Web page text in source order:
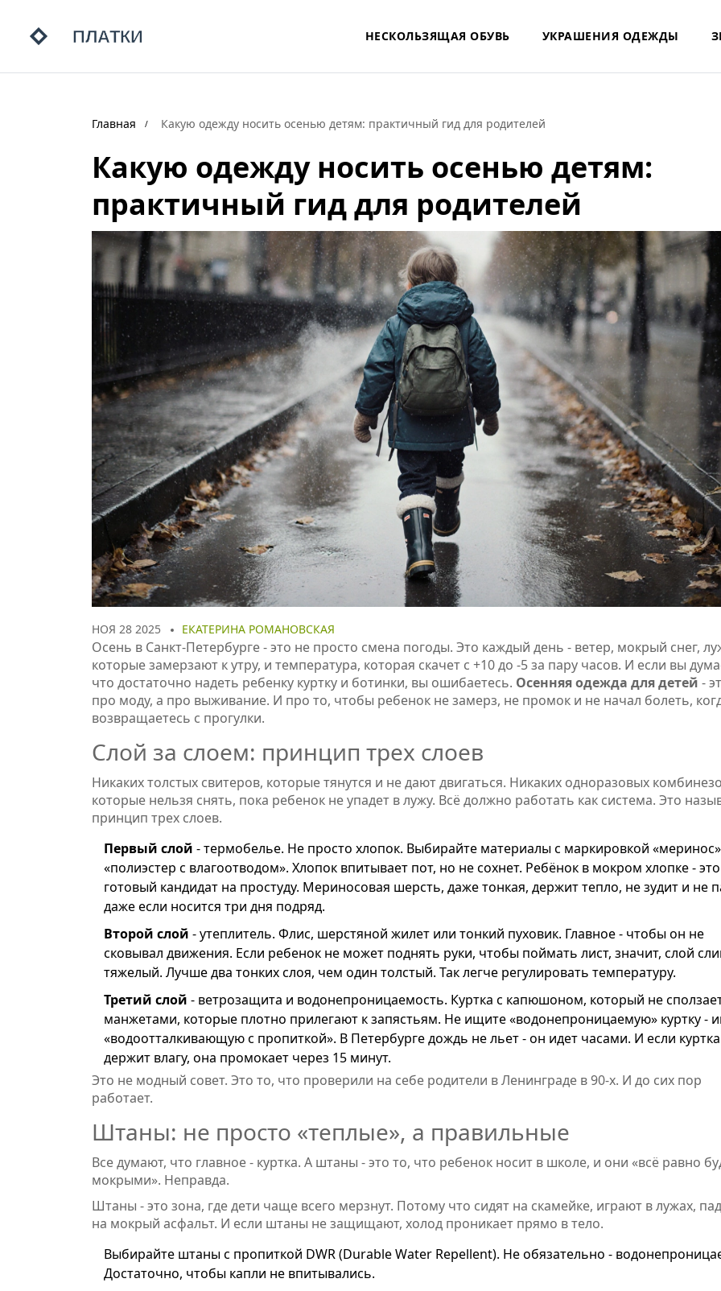
НЕСКОЛЬЗЯЩАЯ ОБУВЬ УКРАШЕНИЯ ОДЕЖДЫ
Главная Какую одежду носить осенью детям: практичный гид для родителей
Какую одежду носить осенью детям:
практичный гид для родителей
НОЯ 28 2025 ЕКАТЕРИНА РОМАНОВСКАЯ
Осень в Санкт-Петербурге - это не просто смена погоды. Это каждый день - ветер, мокрый снег,
которые замерзают к утру, и температура, которая скачет с +10 до -5 за пару часов. И если вы
что достаточно надеть ребенку куртку и ботинки, вы ошибаетесь. Осенняя одежда для детей -
про моду, а про выживание. И про то, чтобы ребенок не замерз, не промок и не начал болеть,
возвращаетесь с прогулки.
Слой за слоем: принцип трех слоев
Никаких толстых свитеров, которые тянутся и не дают двигаться. Никаких одноразовых
которые нельзя снять, пока ребенок не упадет в лужу. Всё должно работать как система. Это
принцип трех слоев.
Первый слой - термобелье. Не просто хлопок. Выбирайте материалы с маркировкой
«полиэстер с влагоотводом». Хлопок впитывает пот, но не сохнет. Ребёнок в мокром хлопке -
готовый кандидат на простуду. Мериносовая шерсть, даже тонкая, держит тепло, не зудит и не
даже если носится три дня подряд.
Второй слой - утеплитель. Флис, шерстяной жилет или тонкий пуховик. Главное - чтобы он не
сковывал движения. Если ребенок не может поднять руки, чтобы поймать лист, значит, слой
тяжелый. Лучше два тонких слоя, чем один толстый. Так легче регулировать температуру.
Третий слой - ветрозащита и водонепроницаемость. Куртка с капюшоном, который не
манжетами, которые плотно прилегают к запястьям. Не ищите «водонепроницаемую» куртку -
«водоотталкивающую с пропиткой». В Петербурге дождь не льет - он идет часами. И если
держит влагу, она промокает через 15 минут.
Это не модный совет. Это то, что проверили на себе родители в Ленинграде в 90-х. И до сих пор
работает.
Штаны: не просто «теплые», а правильные
Все думают, что главное - куртка. А штаны - это то, что ребенок носит в школе, и они «всё равно
мокрыми». Неправда.
Штаны - это зона, где дети чаще всего мерзнут. Потому что сидят на скамейке, играют в лужах,
на мокрый асфальт. И если штаны не защищают, холод проникает прямо в тело.
Выбирайте штаны с пропиткой DWR (Durable Water Repellent). Не обязательно -
Достаточно, чтобы капли не впитывались.